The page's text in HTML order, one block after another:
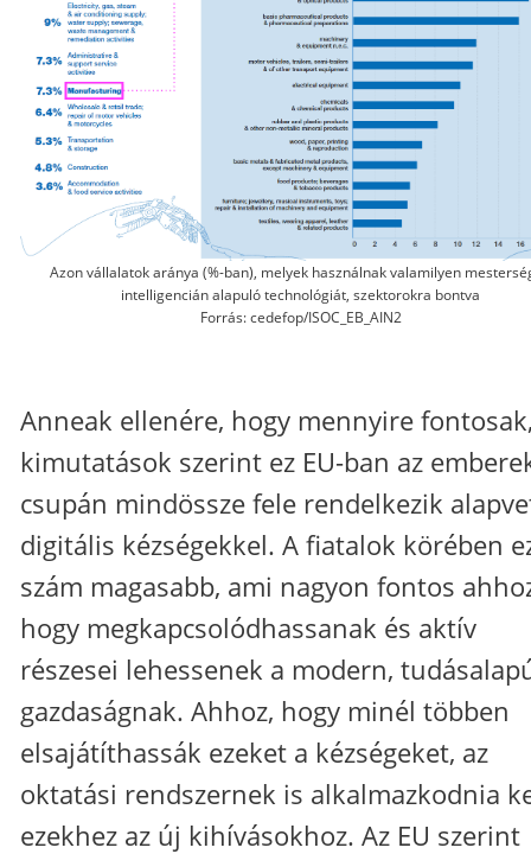
Azon vállalatok aránya (%-ban), melyek használnak valamilyen
intelligencián alapuló technológiát, szektorokra bontva
Forrás: cedefop/ISOC_EB_AIN2
Anneak ellenére, hogy mennyire
kimutatások szerint ez EU-ban az
csupán mindössze fele rendelkezik
digitális kézségekkel. A fiatalok körében
szám magasabb, ami nagyon fontos
hogy megkapcsolódhassanak és aktív
részesei lehessenek a modern,
gazdaságnak. Ahhoz, hogy minél többen
elsajátíthassák ezeket a kézségeket, az
oktatási rendszernek is alkalmazkodnia
ezekhez az új kihívásokhoz. Az EU szerint